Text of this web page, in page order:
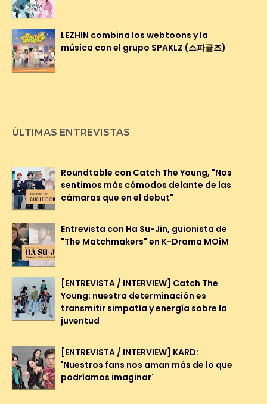
LEZHIN combina los webtoons y la
música con el grupo SPAKLZ (스파클즈)
ÚLTIMAS ENTREVISTAS
Roundtable con Catch The Young, "Nos
sentimos más cómodos delante de las
cámaras que en el debut"
Entrevista con Ha Su-Jin, guionista de
"The Matchmakers" en K-Drama MOiM
[ENTREVISTA / INTERVIEW] Catch The
Young: nuestra determinación es
transmitir simpatía y energía sobre la
juventud
[ENTREVISTA / INTERVIEW] KARD:
'Nuestros fans nos aman más de lo que
podríamos imaginar'